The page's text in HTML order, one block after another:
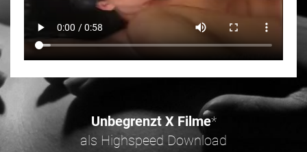
Unbegrenzt X Filme*
als Highspeed Download